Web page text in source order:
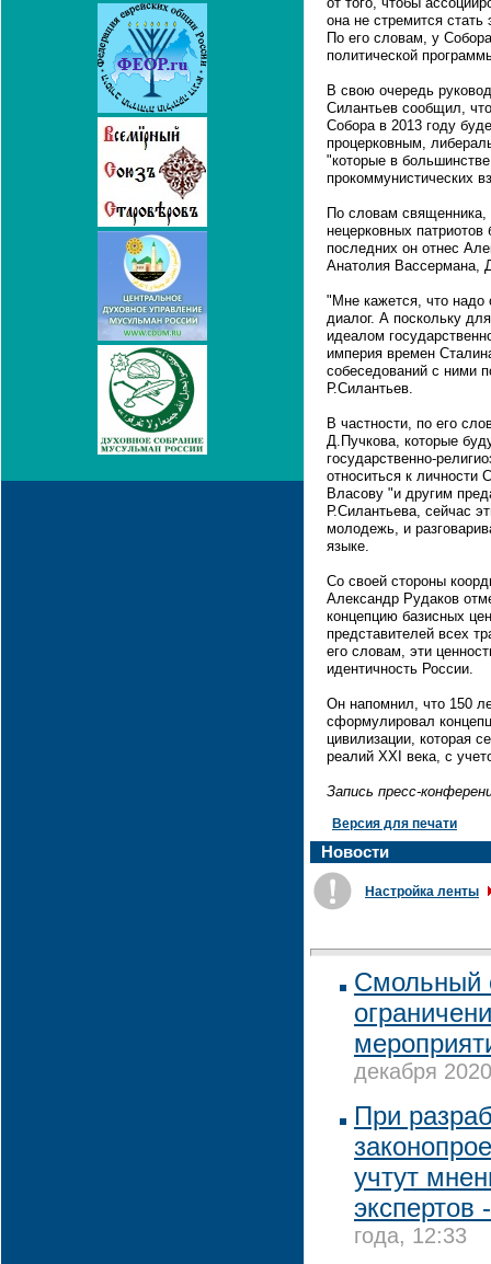
она не стремится
По его словам, у
политической
В свою очередь
Силантьев сообщил,
Собора в 2013 году
процерковным,
"которые в
прокоммунистических
По словам священника,
нецерковных
последних он отнес
Анатолия Вассермана,
"Мне кажется, что надо
диалог. А поскольку
идеалом
империя времен
собеседований с ними
Р.Силантьев.
В частности, по его
Д.Пучкова, которые
государственно-
относиться к личности
Власову "и другим
Р.Силантьева, сейчас
молодежь, и
языке.
Со своей стороны
Александр Рудаков
концепцию базисных
представителей всех
его словам, эти
идентичность России.
Он напомнил, что 150
сформулировал
цивилизации, которая
реалий XXI века, с
Запись пресс-
Версия для печати
Новости
Настройка ленты
Смольный
декабря
При
учтут
экспертов
года, 12:33